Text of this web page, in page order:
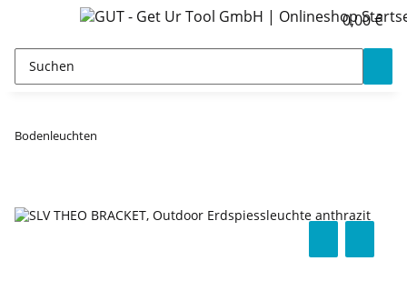
0,00 €
Bodenleuchten